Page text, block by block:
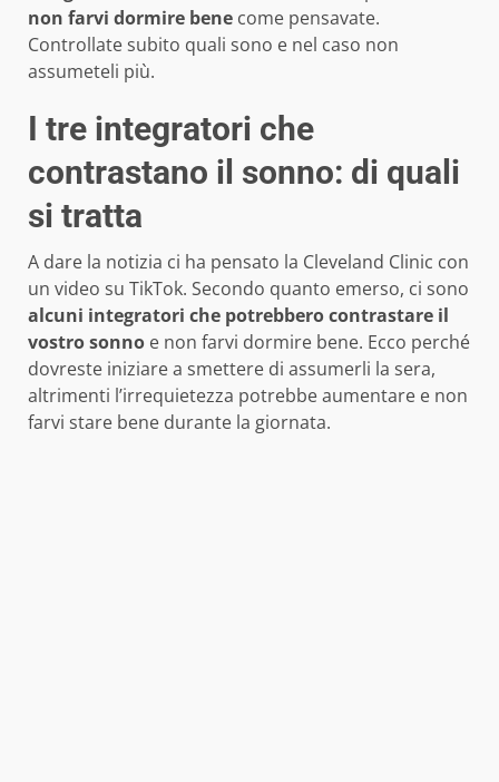
non farvi dormire bene come pensavate.
Controllate subito quali sono e nel caso non
assumeteli più.
I tre integratori che
contrastano il sonno: di quali
si tratta
A dare la notizia ci ha pensato la Cleveland Clinic con
un video su TikTok. Secondo quanto emerso, ci sono
alcuni integratori che potrebbero contrastare il
vostro sonno e non farvi dormire bene. Ecco perché
dovreste iniziare a smettere di assumerli la sera,
altrimenti l’irrequietezza potrebbe aumentare e non
farvi stare bene durante la giornata.